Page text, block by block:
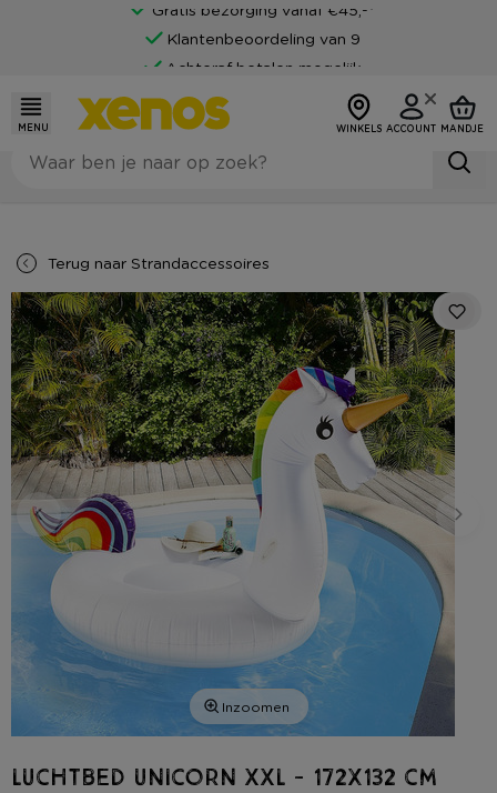
Gratis bezorging vanaf €45,-*
Klantenbeoordeling van 9
Achteraf betalen mogelijk
MENU WINKELS ACCOUNT MANDJE
Terug naar Strandaccessoires
Inzoomen
Luchtbed unicorn XXL - 172x132 cm